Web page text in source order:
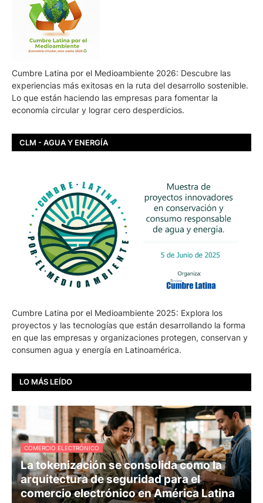
Cumbre Latina por el Medioambiente 2026: Descubre las
experiencias más exitosas en la ruta del desarrollo sostenible.
Lo que están haciendo las empresas para fomentar la
economía circular y lograr cero desperdicios.
CLM - AGUA Y ENERGÍA
Cumbre Latina por el Medioambiente 2025: Explora los
proyectos y las tecnologías que están desarrollando la forma
en que las empresas y organizaciones protegen, conservan y
consumen agua y energía en Latinoamérica.
LO MÁS LEÍDO
COMERCIO ELECTRÓNICO
La tokenización se consolida como la
arquitectura de seguridad para el
comercio electrónico en América Latina